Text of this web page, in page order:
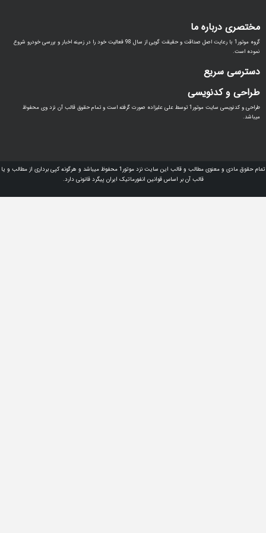
ما
گروه موتور1 با رعایت اصل صداقت و حقیقت گویی از سال 98 فعالیت خود را در زمینه اخبار و بررسی خودرو شروع
طراحی و کدنویسی سایت موتور1 توسط علی علیزاده صورت گرفته است و تمام حقوق قالب آن نزد وی محفوظ
تمام حقوق مادی و معنوی مطالب و قالب این سایت نزد موتور1 محفوظ میباشد و هرگونه کپی برداری از مطالب و یا
قالب آن بر اساس قوانین انفورماتیک ایران پیگرد قانونی دارد.